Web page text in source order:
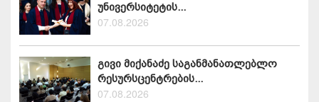
უნივერსიტეტის...
07.08.2026
გივი მიქანაძე საგანმანათლებლო
რესურსცენტრების...
07.08.2026